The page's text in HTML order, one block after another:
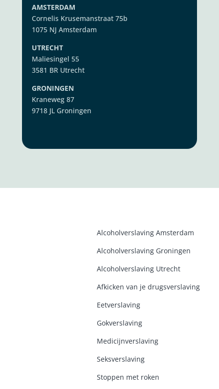
AMSTERDAM
Cornelis Krusemanstraat 75b
1075 NJ Amsterdam
UTRECHT
Maliesingel 55
3581 BR Utrecht
GRONINGEN
Kraneweg 87
9718 JL Groningen
Alcoholverslaving Amsterdam
Alcoholverslaving Groningen
Alcoholverslaving Utrecht
Afkicken van je drugsverslaving
Eetverslaving
Gokverslaving
Medicijnverslaving
Seksverslaving
Stoppen met roken